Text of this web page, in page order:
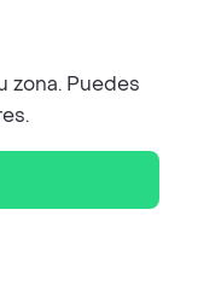
zona. Puedes